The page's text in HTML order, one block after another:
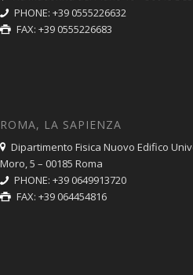
PHONE: +39 0555226632
FAX: +39 0555226683
ROMA, LA SAPIENZA
Dipartimento Fisica Nuovo Edifico
Moro, 5 – 00185 Roma
PHONE: +39 0649913720
FAX: +39 064454816